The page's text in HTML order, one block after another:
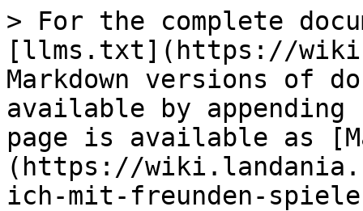
> For the complete
[llms.txt](https://
Markdown versions of
available by
page is available as
(https://
ich-mit-freunden-